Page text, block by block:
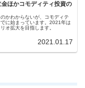
ほかコモディティ投資の
かわからないが、コモディテ
に始まっています。2021年は
オ拡大を目指します。
2021.01.17